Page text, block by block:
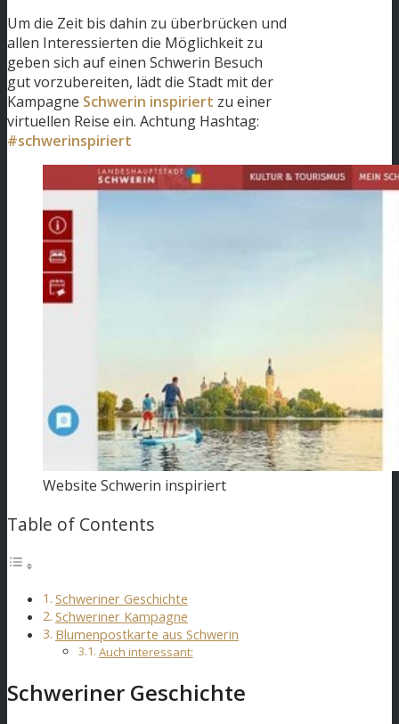
Um die Zeit bis dahin zu überbrücken und
allen Interessierten die Möglichkeit zu
geben sich auf einen Schwerin Besuch
gut vorzubereiten, lädt die Stadt mit der
Kampagne Schwerin inspiriert zu einer
virtuellen Reise ein. Achtung Hashtag:
#schwerinspiriert
Website Schwerin inspiriert
Table of Contents
Schweriner Geschichte
Schweriner Kampagne
Blumenpostkarte aus Schwerin
Auch interessant:
Schweriner Geschichte